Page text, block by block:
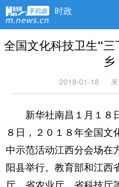
时政
全国文化科技卫生“
乡
2018-01-18
新华社南昌１月１８
８日，２０１８年全国文
中示范活动江西分会场
阳县举行。教育部和江西